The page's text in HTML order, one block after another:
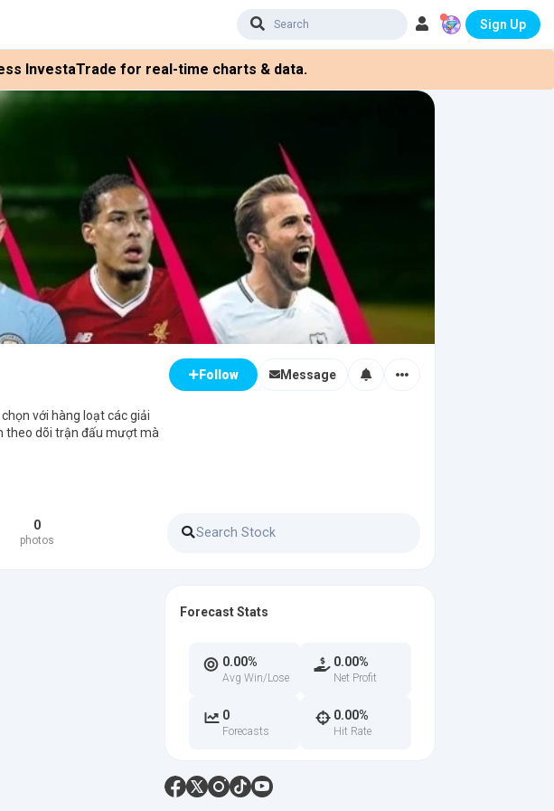
Sign Up
InvestaTrade for real-time charts & data.
với hàng loạt các giải
theo dõi trận đấu mượt mà
Follow Message
0
photos
Forecast Stats
0.00%
Avg Win/Lose
0.00%
Net Profit
0
Forecasts
0.00%
Hit Rate